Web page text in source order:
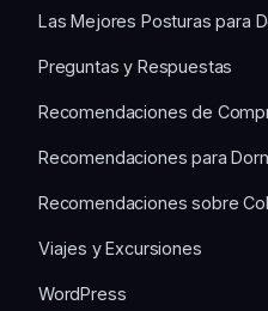
Las Mejores Posturas para
Preguntas y Respuestas
Recomendaciones de
Recomendaciones para
Recomendaciones sobre
Viajes y Excursiones
WordPress